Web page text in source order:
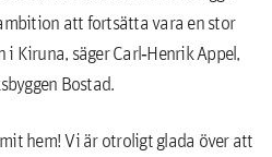
att fortsätta vara en stor
Kiruna, säger Carl‑Henrik Appel,
Bostad.
hem! Vi är otroligt glada över att